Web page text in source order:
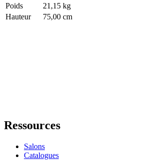
Poids
21,15 kg
Hauteur
75,00 cm
Ressources
Salons
Catalogues